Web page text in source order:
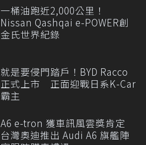
一桶油跑近2,000公里！
Nissan Qashqai e-POWER創
金氏世界紀錄
就是要侵門踏戶！BYD Racco
正式上市 正面迎戰日系K-Car
霸主
A6 e-tron 獲車訊風雲獎肯定
台灣奧迪推出 Audi A6 旗艦陣